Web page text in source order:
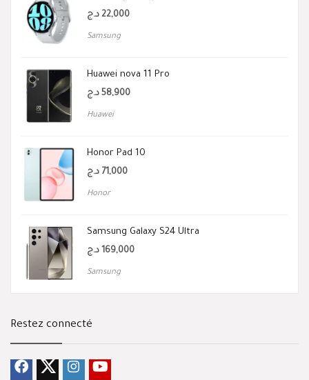
22,000 د.ج
Samsung
Huawei nova 11 Pro
58,900 د.ج
Huawei
Honor Pad 10
71,000 د.ج
Honor
Samsung Galaxy S24 Ultra
169,000 د.ج
Samsung
Restez connecté